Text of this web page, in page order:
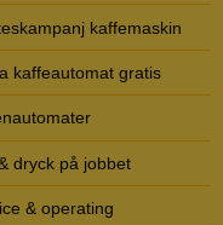
kaffemaskin
kaffeautomat gratis
dryck på jobbet
& operating